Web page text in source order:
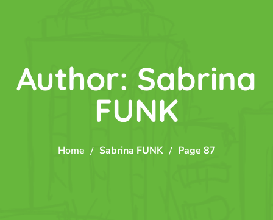
Author: Sabrina
FUNK
Home Sabrina FUNK Page 87